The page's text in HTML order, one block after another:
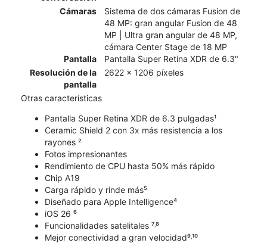
Cámaras
Sistema de dos cámaras Fusion de
48 MP: gran angular Fusion de 48
MP | Ultra gran angular de 48 MP,
cámara Center Stage de 18 MP
Pantalla
Pantalla Super Retina XDR de 6.3"
Resolución de la
pantalla
2622 x 1206 píxeles
Otras características
Pantalla Super Retina XDR de 6.3 pulgadas¹
Ceramic Shield 2 con 3x más resistencia a los
rayones ²
Fotos impresionantes
Rendimiento de CPU hasta 50% más rápido
Chip A19
Carga rápido y rinde más⁵
Diseñado para Apple Intelligence⁴
iOS 26 ⁶
Funcionalidades satelitales ⁷˒⁸
Mejor conectividad a gran velocidad⁹˒¹⁰